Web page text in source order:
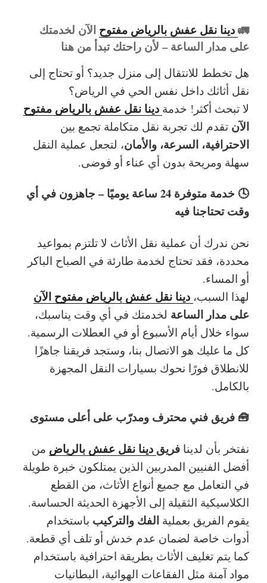
🚛دينا نقل عفش بالرياض مفتوح الآن لخدمتك
على مدار الساعة – لأن راحتك تبدأ من هنا
هل تخطط للانتقال إلى منزل جديد؟ أو تحتاج إلى
نقل أثاثك داخل نفس الحي في الرياض؟
لا تبحث أكثر! خدمة دينا نقل عفش بالرياض مفتوح
الآن تقدم لك تجربة نقل متكاملة تجمع بين
الاحترافية، السرعة، والأمان، لتجعل عملية النقل
سهلة ومريحة بدون أي عناء أو فوضى.
🕓 خدمة متوفرة 24 ساعة يوميًا – جاهزون في أي
وقت تحتاجنا فيه
نحن ندرك أن عملية نقل الأثاث لا تلتزم بمواعيد
محددة، فقد تحتاج لخدمة طارئة في الصباح الباكر
أو المساء.
لهذا السبب، دينا نقل عفش بالرياض مفتوح الآن
على مدار الساعة لخدمتك في أي وقت يناسبك،
سواء خلال أيام الأسبوع أو في العطلات الرسمية.
كل ما عليك هو الاتصال بنا، وستجد فريقنا جاهزًا
للانطلاق فورًا نحوك بسيارات النقل المجهزة
بالكامل.
🧰 فريق فني محترف ومدرّب على أعلى مستوى
نفتخر بأن لدينا فريق دينا نقل عفش بالرياض من
أفضل الفنيين المدربين الذين يمتلكون خبرة طويلة
في التعامل مع جميع أنواع الأثاث، من القطع
الكلاسيكية الثقيلة إلى الأجهزة الحديثة الحساسة.
يقوم الفريق بعملية الفك والتركيب باستخدام
أدوات خاصة لضمان عدم خدش أو تلف أي قطعة.
كما يتم تغليف الأثاث بطريقة احترافية باستخدام
مواد آمنة مثل الفقاعات الهوائية، البطانيات